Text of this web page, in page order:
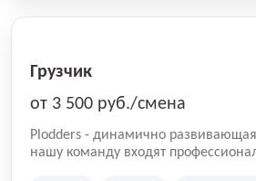
Грузчик
от 3 500 руб./смена
Plodders - динамично
нашу команду входят